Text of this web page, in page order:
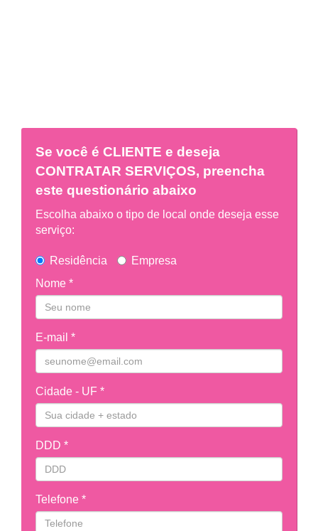
Se você é CLIENTE e deseja
CONTRATAR SERVIÇOS, preencha
este questionário abaixo
Escolha abaixo o tipo de local onde deseja esse
serviço:
Residência
Empresa
Nome *
E-mail *
Cidade - UF *
DDD *
Telefone *